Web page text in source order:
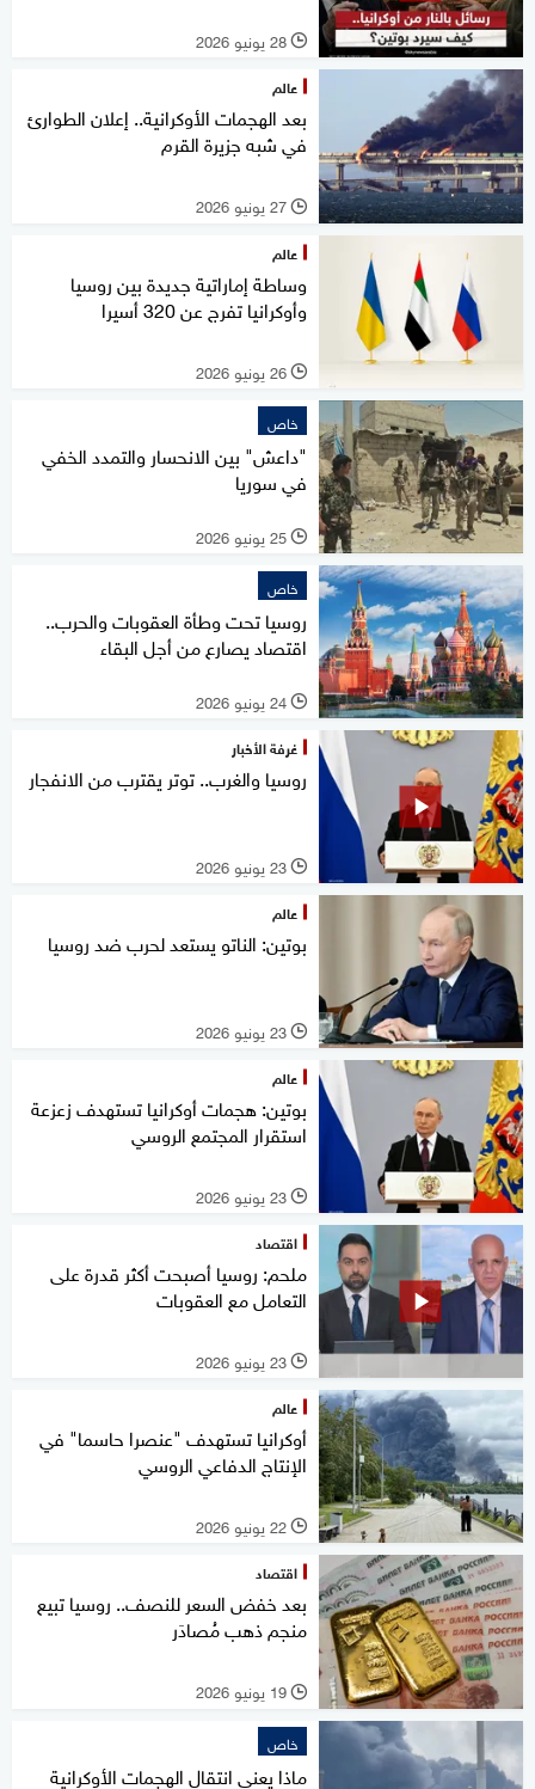
l 28 يونيو 2026
عالم
بعد الهجمات الأوكرانية.. إعلان الطوارئ
في شبه جزيرة القرم
l 27 يونيو 2026
عالم
وساطة إماراتية جديدة بين روسيا
وأوكرانيا تفرج عن 320 أسيرا
l 26 يونيو 2026
خاص
"داعش" بين الانحسار والتمدد الخفي
في سوريا
l 25 يونيو 2026
خاص
روسيا تحت وطأة العقوبات والحرب..
اقتصاد يصارع من أجل البقاء
l 24 يونيو 2026
غرفة الأخبار
روسيا والغرب.. توتر يقترب من الانفجار
l 23 يونيو 2026
عالم
بوتين: الناتو يستعد لحرب ضد روسيا
l 23 يونيو 2026
عالم
بوتين: هجمات أوكرانيا تستهدف زعزعة
استقرار المجتمع الروسي
l 23 يونيو 2026
اقتصاد
ملحم: روسيا أصبحت أكثر قدرة على
التعامل مع العقوبات
l 23 يونيو 2026
عالم
أوكرانيا تستهدف "عنصرا حاسما" في
الإنتاج الدفاعي الروسي
l 22 يونيو 2026
اقتصاد
بعد خفض السعر للنصف.. روسيا تبيع
منجم ذهب مُصادَر
l 19 يونيو 2026
خاص
ماذا يعني انتقال الهجمات الأوكرانية